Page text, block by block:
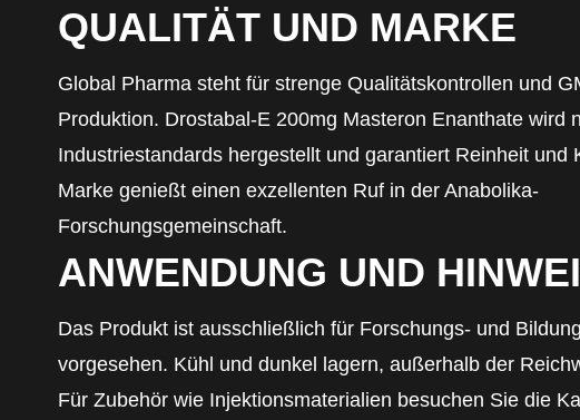
QUALITÄT UND MARKE
Global Pharma steht für strenge Qualitätskontrollen und
Produktion. Drostabal-E 200mg Masteron Enanthate wird
Industriestandards hergestellt und garantiert Reinheit und
Marke genießt einen exzellenten Ruf in der Anabolika-
Forschungsgemeinschaft.
ANWENDUNG UND
Das Produkt ist ausschließlich für Forschungs- und
vorgesehen. Kühl und dunkel lagern, außerhalb der
Für Zubehör wie Injektionsmaterialien besuchen Sie die